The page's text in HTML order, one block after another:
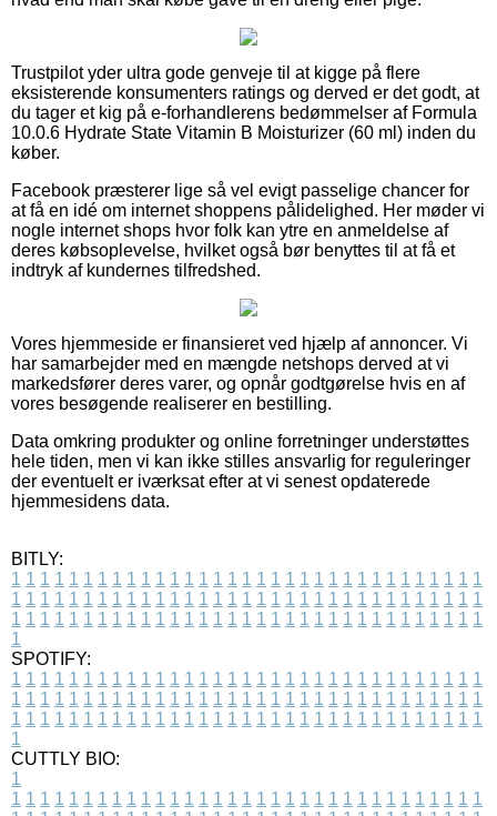
Trustpilot yder ultra gode genveje til at kigge på flere
eksisterende konsumenters ratings og derved er det godt, at
du tager et kig på e-forhandlerens bedømmelser af Formula
10.0.6 Hydrate State Vitamin B Moisturizer (60 ml) inden du
køber.
Facebook præsterer lige så vel evigt passelige chancer for
at få en idé om internet shoppens pålidelighed. Her møder vi
nogle internet shops hvor folk kan ytre en anmeldelse af
deres købsoplevelse, hvilket også bør benyttes til at få et
indtryk af kundernes tilfredshed.
Vores hjemmeside er finansieret ved hjælp af annoncer. Vi
har samarbejder med en mængde netshops derved at vi
markedsfører deres varer, og opnår godtgørelse hvis en af
vores besøgende realiserer en bestilling.
Data omkring produkter og online forretninger understøttes
hele tiden, men vi kan ikke stilles ansvarlig for reguleringer
der eventuelt er iværksat efter at vi senest opdaterede
hjemmesidens data.
BITLY:
1 1 1 1 1 1 1 1 1 1 1 1 1 1 1 1 1 1 1 1 1 1 1 1 1 1 1 1 1 1 1 1 1
1 1 1 1 1 1 1 1 1 1 1 1 1 1 1 1 1 1 1 1 1 1 1 1 1 1 1 1 1 1 1 1 1
1 1 1 1 1 1 1 1 1 1 1 1 1 1 1 1 1 1 1 1 1 1 1 1 1 1 1 1 1 1 1 1 1
1
SPOTIFY:
1 1 1 1 1 1 1 1 1 1 1 1 1 1 1 1 1 1 1 1 1 1 1 1 1 1 1 1 1 1 1 1 1
1 1 1 1 1 1 1 1 1 1 1 1 1 1 1 1 1 1 1 1 1 1 1 1 1 1 1 1 1 1 1 1 1
1 1 1 1 1 1 1 1 1 1 1 1 1 1 1 1 1 1 1 1 1 1 1 1 1 1 1 1 1 1 1 1 1
1
CUTTLY BIO:
1
1 1 1 1 1 1 1 1 1 1 1 1 1 1 1 1 1 1 1 1 1 1 1 1 1 1 1 1 1 1 1 1 1